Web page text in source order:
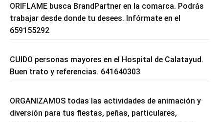
ORIFLAME busca BrandPartner en la comarca. Podrás
trabajar desde donde tu desees. Infórmate en el
659155292
CUIDO personas mayores en el Hospital de Calatayud.
Buen trato y referencias. 641640303
ORGANIZAMOS todas las actividades de animación y
diversión para tus fiestas, peñas, particulares,